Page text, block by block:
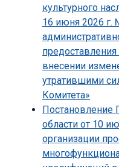
культурного
16 июня 2026
предоставления
внесении
утратившими
Комитета»
Постановление
области от 10
организации